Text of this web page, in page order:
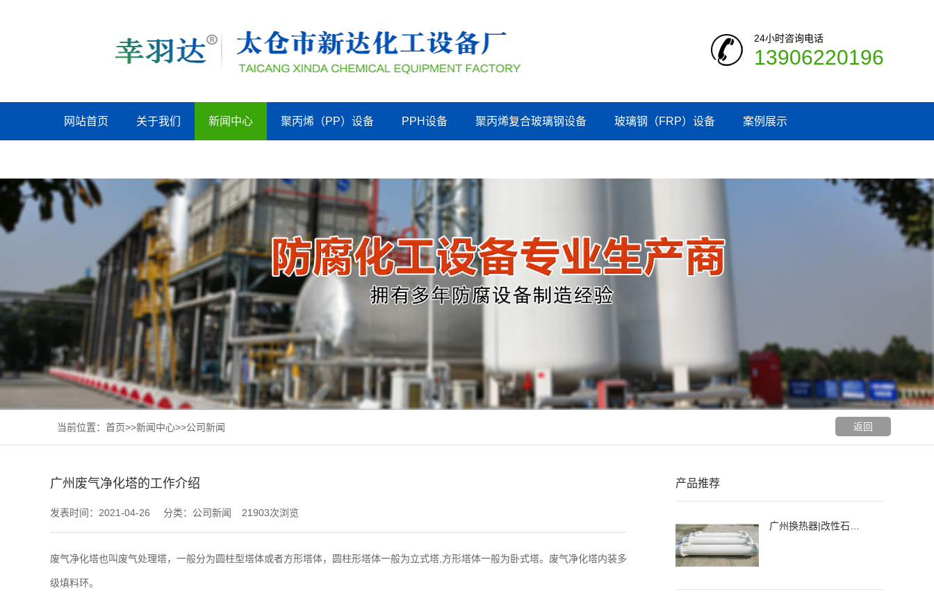
24小时咨询电话
13906220196
网站首页 关于我们 新闻中心 聚丙烯（PP）设备 PPH设备 聚丙烯复合玻璃钢设备 玻璃钢（FRP）设备 案例展示
返回
当前位置： 首页>>新闻中心>>公司新闻
广州废气净化塔的工作介绍
发表时间：2021-04-26 分类：公司新闻 21903次浏览
废气净化塔也叫废气处理塔，一般分为圆柱型塔体或者方形塔体，圆柱形塔体一般为立式塔,方形塔体一般为卧式塔。废气净化塔内装多
级填料环。
产品推荐